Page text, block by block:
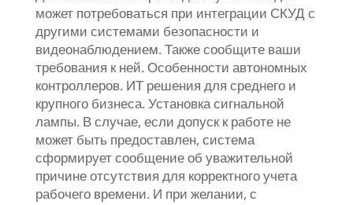
может потребоваться при интеграции СКУД с
другими системами безопасности и
видеонаблюдением. Также сообщите ваши
требования к ней. Особенности автономных
контроллеров. ИТ решения для среднего и
крупного бизнеса. Установка сигнальной
лампы. В случае, если допуск к работе не
может быть предоставлен, система
сформирует сообщение об уважительной
причине отсутствия для корректного учета
рабочего времени. И при желании, с